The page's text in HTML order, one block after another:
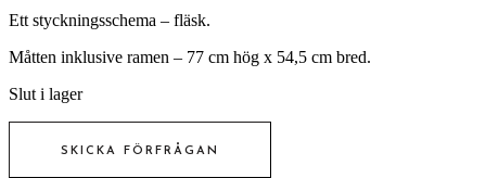
Ett styckningsschema – fläsk.
Måtten inklusive ramen – 77 cm hög x 54,5 cm bred.
Slut i lager
SKICKA FÖRFRÅGAN